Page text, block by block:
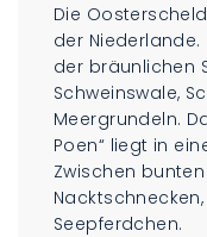
Die
der
der bräunlichen
Schweinswale,
Meergrundeln.
Poen“ liegt in
Zwischen
Seepferdchen.